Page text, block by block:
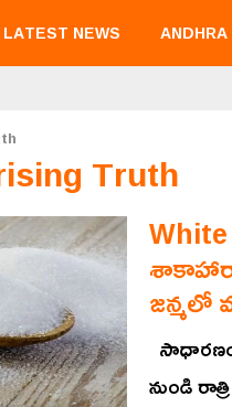
LATEST NEWS
Truth
జన్మలో
నుండి